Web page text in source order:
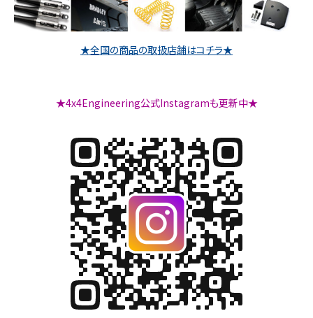
★全国の商品の取扱店舗はコチラ★
★4x4Engineering公式Instagramも更新中★